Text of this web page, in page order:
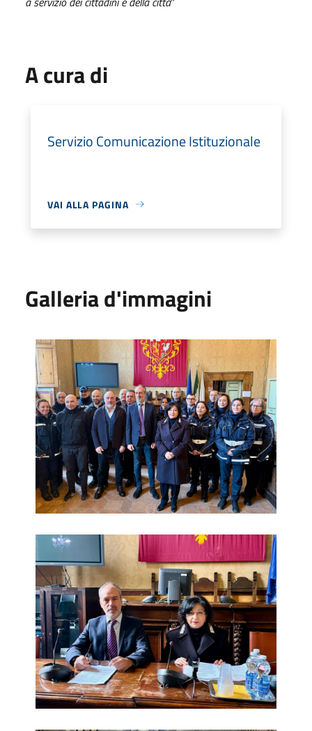
A cura di
Servizio Comunicazione Istituzionale
VAI ALLA PAGINA
Galleria d'immagini
La Polizia locale di Orvieto
Il vicesindaco Stefano Spagnoli e la comandante della